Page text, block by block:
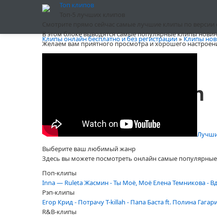
Топ клипов
В этом блоке выводятся самые популярные клипы
Желаем вам приятного просмотра и хорошего
Выберите ваш любимый жанр
Здесь вы можете посмотреть онлайн самые
Поп-клипы
Inna — RuletaЖасмин - Ты Моё, Моё Елена Темникова -
Рэп-клипы
Егор Крид - ПотрачуT-killah - Папа Баста ft. Полина
R&B-клипы
Клипы онлайн бесплатно и без регистрации»Клипы
50 Cent - Too Rich